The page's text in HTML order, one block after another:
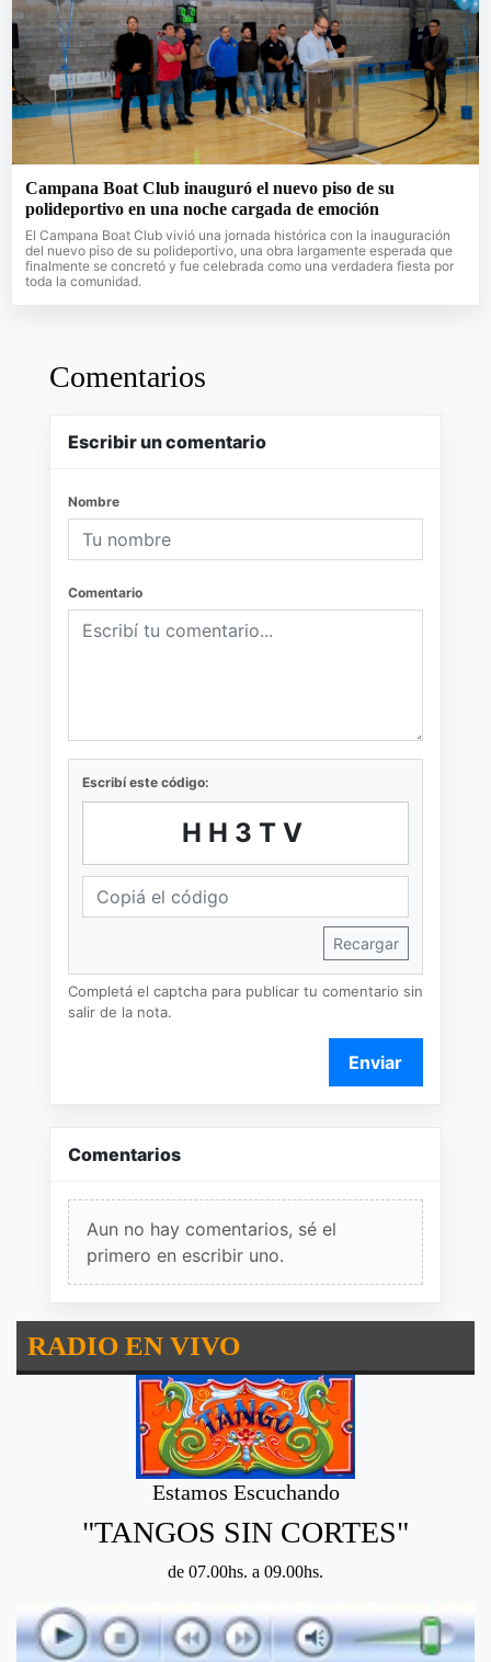
Campana Boat Club inauguró el nuevo piso de su
polideportivo en una noche cargada de emoción
El Campana Boat Club vivió una jornada histórica con la inauguración
del nuevo piso de su polideportivo, una obra largamente esperada que
finalmente se concretó y fue celebrada como una verdadera fiesta por
toda la comunidad.
Comentarios
Escribir un comentario
Nombre
Comentario
Escribí este código:
HH3TV
Recargar
Completá el captcha para publicar tu comentario sin
salir de la nota.
Enviar
Comentarios
Aun no hay comentarios, sé el
primero en escribir uno.
RADIO EN VIVO
Estamos Escuchando
"TANGOS SIN CORTES"
de 07.00hs. a 09.00hs.